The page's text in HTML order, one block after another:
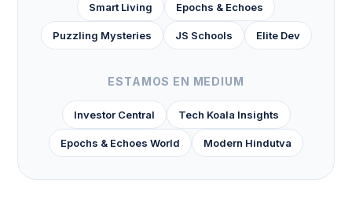
Smart Living Epochs & Echoes
Puzzling Mysteries JS Schools Elite Dev
ESTAMOS EN MEDIUM
Investor Central Tech Koala Insights
Epochs & Echoes World Modern Hindutva